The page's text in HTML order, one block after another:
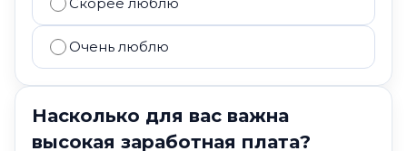
Очень люблю
Насколько для вас важна
высокая заработная плата?